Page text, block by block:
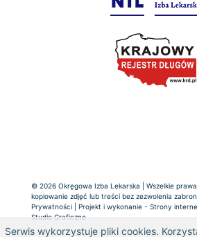
© 2026 Okręgowa Izba Lekarska | Wszelkie
kopiowanie zdjęć lub treści bez zezwolenia
Prywatności | Projekt i wykonanie - Strony
Studio Graficzne
Serwis wykorzystuje pliki cookies.